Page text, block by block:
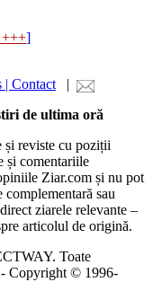
+++]
| Contact |
de ultima oră
și reviste cu poziții
și comentariile
Ziar.com și nu pot
sau
ziarele relevante –
articolul de origină.
Toate
- Copyright © 1996-